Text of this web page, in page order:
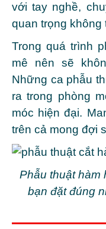
với tay nghề,
quan trọng không
Trong quá trình
mê nên sẽ
Những ca phẫu
ra trong phòng
móc hiện đại.
trên cả mong đợi
Phẫu thuật hàm
bạn đặt đúng